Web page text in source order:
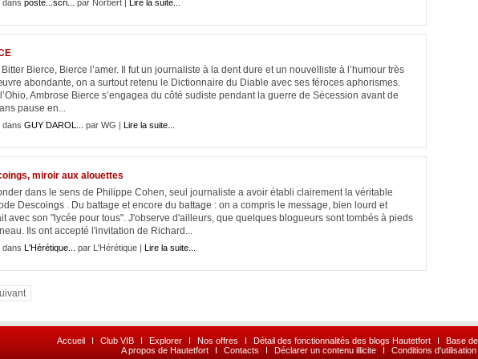
dans poste...scri... par Norbert | Lire la suite...
Bierce, Bierce l’amer. Il fut un journaliste à la dent dure et un nouvelliste à l’humour très
abondante, on a surtout retenu le Dictionnaire du Diable avec ses féroces aphorismes.
Ambrose Bierce s’engagea du côté sudiste pendant la guerre de Sécession avant de
pause en...
dans GUY DAROL... par WG | Lire la suite...
miroir aux alouettes
dans le sens de Philippe Cohen, seul journaliste a avoir établi clairement la véritable
Descoings . Du battage et encore du battage : on a compris le message, bien lourd et
avec son "lycée pour tous". J'observe d'ailleurs, que quelques blogueurs sont tombés à pieds
Ils ont accepté l'invitation de Richard...
dans L'Hérétique... par L'Hérétique | Lire la suite...
Accueil I Club VIB I Explorer I Nos offres I Détail des fonctionnalités des blogs Hautetfort I
Base
A propos de Hautetfort
I Contacts I Déclarer un contenu illicite I Conditions d'utilisation